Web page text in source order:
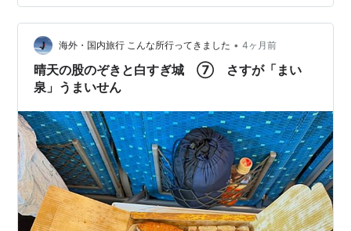
た試合、ワタクシは前ハーフしか見なかったのですが、
やっぱり寒そう～。そして、前回負けたアメリカは アー
ルアウトできましたね。３－０でアメリカの勝ち。でも
相手側の国にえっちらほっちらやってきて、雪あとの寒
いとこでの試合、なでしこさん達も頑張り…
海外・国内旅行 こんな所行ってきました • 4ヶ月前
晴天の股のぞきと白すぎ城 ⑦ さすが「まい
泉」うまいせん